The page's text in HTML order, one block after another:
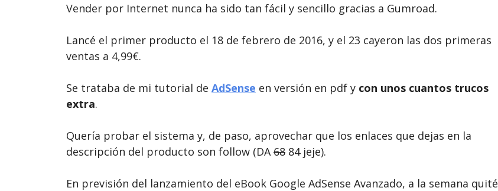
Vender por Internet nunca ha sido tan fácil y sencillo gracias a Gumroad.
Lancé el primer producto el 18 de febrero de 2016, y el 23 cayeron las dos primeras
ventas a 4,99€.
Se trataba de mi tutorial de AdSense en versión en pdf y con unos cuantos trucos
extra.
Quería probar el sistema y, de paso, aprovechar que los enlaces que dejas en la
descripción del producto son follow (DA 68 84 jeje).
En previsión del lanzamiento del eBook Google AdSense Avanzado, a la semana quité